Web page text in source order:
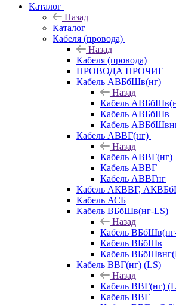
Каталог
Назад
Каталог
Кабеля (провода)
Назад
Кабеля (провода)
ПРОВОДА ПРОЧИЕ
Кабель АВБбШв(нг)
Назад
Кабель
Кабель АВБбШв
Кабель
Кабель АВВГ(нг)
Назад
Кабель АВВГ(нг)
Кабель АВВГ
Кабель АВВГнг
Кабель АКВВГ,
Кабель АСБ
Кабель ВБбШв(нг-LS)
Назад
Кабель
Кабель ВБбШв
Кабель
Кабель ВВГ(нг) (LS)
Назад
Кабель ВВГ(нг)
Кабель ВВГ